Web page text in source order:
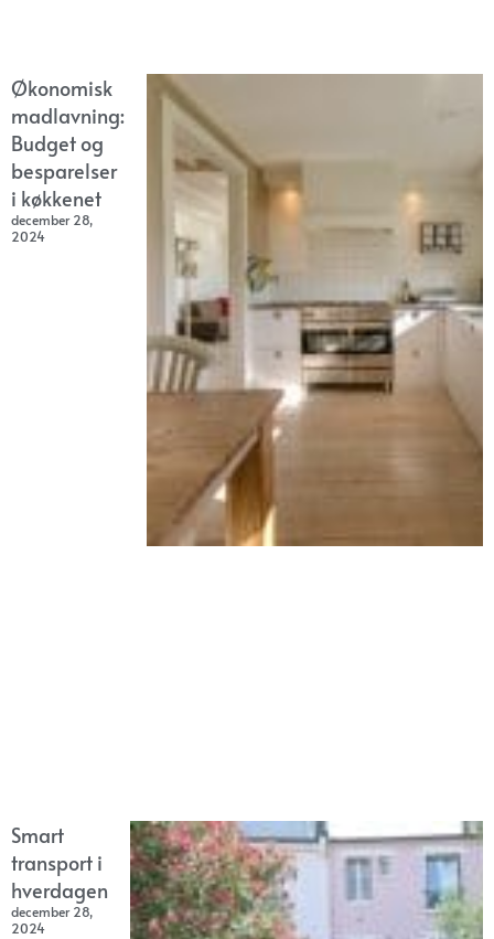
Økonomisk
madlavning:
Budget og
besparelser
i køkkenet
december 28,
2024
Smart
transport i
hverdagen
december 28,
2024